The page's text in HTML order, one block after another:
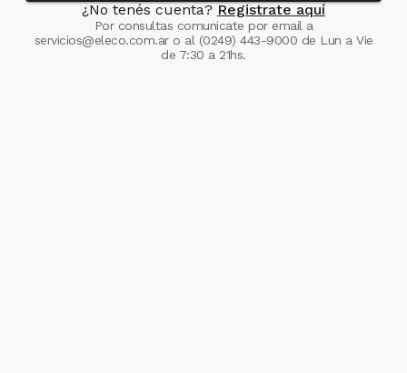
¿No tenés cuenta? Registrate aquí
Por consultas comunicate por email a
servicios@eleco.com.aro al (0249) 443-9000 de Lun a Vie
de 7:30 a 21hs.